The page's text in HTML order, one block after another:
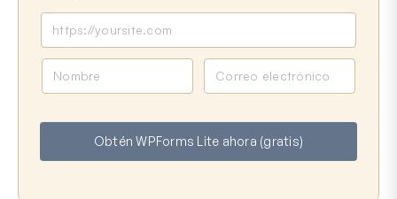
b
e
r
e
o
Obtén WPForms Lite ahora (gratis)